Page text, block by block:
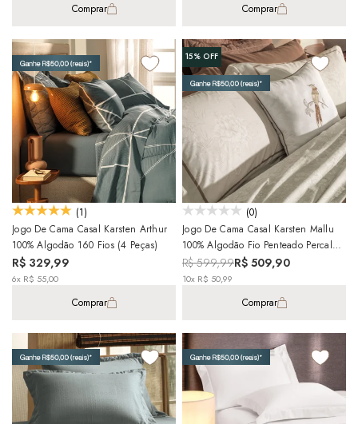
Comprar Comprar
(1)
Jogo De Cama Casal Karsten Arthur
100% Algodão 160 Fios (4 Peças)
R$ 329,99
6x R$ 55,00
Comprar
15%OFF
(0)
Jogo De Cama Casal Karsten Mallu
100% Algodão Fio Penteado Percal
200 Fios C/ Capa De Almofada (5
Peças)
R$ 599,99R$ 509,90
10x R$ 50,99
Comprar